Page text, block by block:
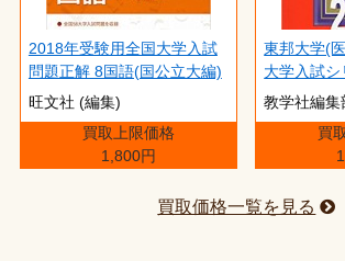
2018年受験用全国大学入試
問題正解 8国語(国公立大編)
旺文社 (編集)
買取上限価格
1,800円
東邦大学(
大学入試シ
教学社編集
買
買取価格一覧を見る